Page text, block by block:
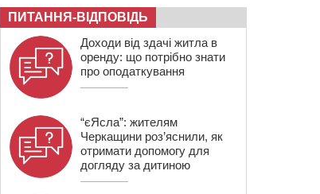
ПИТАННЯ-ВІДПОВІДЬ
Доходи від здачі житла в
оренду: що потрібно знати
про оподаткування
“єЯсла”: жителям
Черкащини роз’яснили, як
отримати допомогу для
догляду за дитиною